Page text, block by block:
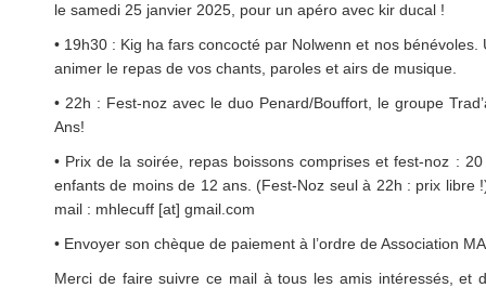
le samedi 25 janvier 2025, pour un apéro avec kir ducal !
• 19h30 : Kig ha fars concocté par Nolwenn et nos
animer le repas de vos chants, paroles et airs de musique.
• 22h : Fest-noz avec le duo Penard/Bouffort, le groupe
Ans!
• Prix de la soirée, repas boissons comprises et fest-noz :
enfants de moins de 12 ans. (Fest-Noz seul à 22h : prix libre
mail : mhlecuff [at] gmail.com
• Envoyer son chèque de paiement à l’ordre de Association
Merci de faire suivre ce mail à tous les amis intéressés, et